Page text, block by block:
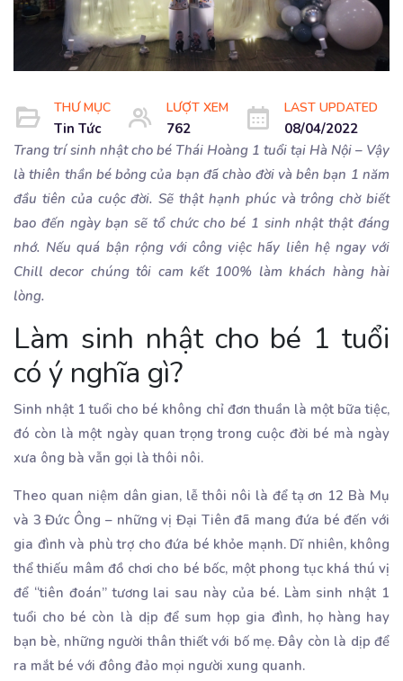
THƯ MỤC
Tin Tức
LƯỢT XEM
762
LAST UPDATED
08/04/2022
Trang trí sinh nhật cho bé Thái Hoàng 1 tuổi tại Hà Nội – Vậy
là thiên thần bé bỏng của bạn đã chào đời và bên bạn 1 năm
đầu tiên của cuộc đời. Sẽ thật hạnh phúc và trông chờ biết
bao đến ngày bạn sẽ tổ chức cho bé 1 sinh nhật thật đáng
nhớ. Nếu quá bận rộng với công việc hãy liên hệ ngay với
Chill decor chúng tôi cam kết 100% làm khách hàng hài
lòng.
Làm sinh nhật cho bé 1 tuổi
có ý nghĩa gì?
Sinh nhật 1 tuổi cho bé không chỉ đơn thuần là một bữa tiệc,
đó còn là một ngày quan trọng trong cuộc đời bé mà ngày
xưa ông bà vẫn gọi là thôi nôi.
Theo quan niệm dân gian, lễ thôi nôi là để tạ ơn 12 Bà Mụ
và 3 Đức Ông – những vị Đại Tiên đã mang đứa bé đến với
gia đình và phù trợ cho đứa bé khỏe mạnh. Dĩ nhiên, không
thể thiếu mâm đồ chơi cho bé bốc, một phong tục khá thú vị
để “tiên đoán” tương lai sau này của bé. Làm sinh nhật 1
tuổi cho bé còn là dịp để sum họp gia đình, họ hàng hay
bạn bè, những người thân thiết với bố mẹ. Đây còn là dịp để
ra mắt bé với đông đảo mọi người xung quanh.